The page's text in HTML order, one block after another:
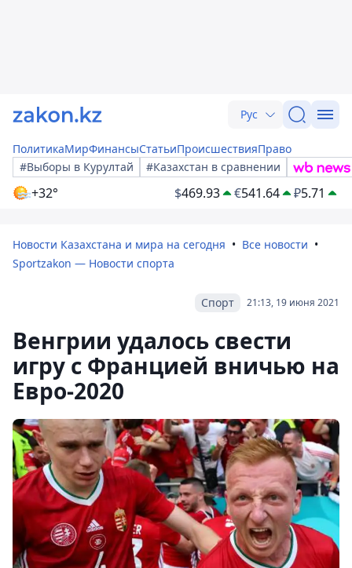
Рус
ПолитикаМирФинансыСтатьиПроисшествияПраво
#Выборы в Курултай
#Казахстан в сравнении
+32° $469.93 €541.64 ₽5.71
Новости Казахстана и мира на сегодня
Все новости
Sportzakon — Новости спорта
21:13, 19 июня 2021
Спорт
Венгрии удалось свести
игру с Францией вничью на
Евро-2020